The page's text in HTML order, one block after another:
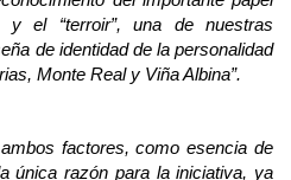
y el “terroir”, una de nuestras
de identidad de la personalidad
Monte Real y Viña Albina”.
factores, como esencia de
única razón para la iniciativa, ya